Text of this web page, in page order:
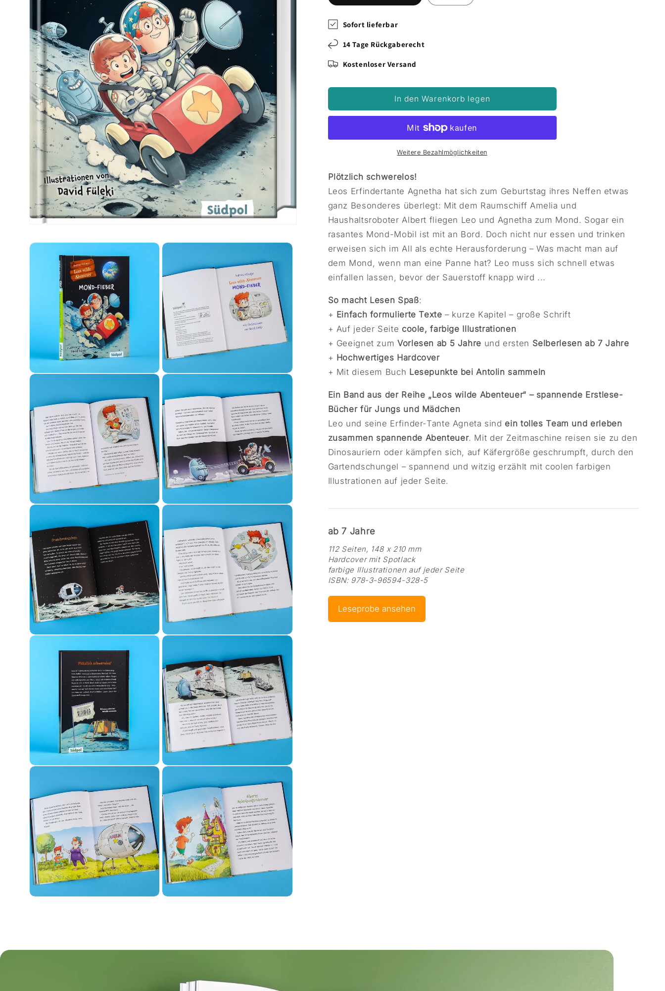
Medien 2 in Modal öffnen Medien 3 in Modal öffnen
Medien 4 in Modal öffnen Medien 5 in Modal öffnen
Medien 6 in Modal öffnen Medien 7 in Modal öffnen
Medien 8 in Modal öffnen Medien 9 in Modal öffnen
Sofort lieferbar
14 Tage Rückgaberecht
Kostenloser Versand
In den Warenkorb legen
Weitere Bezahlmöglichkeiten
Plötzlich schwerelos!
Leos Erfindertante Agnetha hat sich zum Geburtstag ihres Neffen etwas
ganz Besonderes überlegt: Mit dem Raumschiff Amelia und
Haushaltsroboter Albert fliegen Leo und Agnetha zum Mond. Sogar ein
rasantes Mond-Mobil ist mit an Bord. Doch nicht nur essen und trinken
erweisen sich im All als echte Herausforderung – Was macht man auf
dem Mond, wenn man eine Panne hat? Leo muss sich schnell etwas
einfallen lassen, bevor der Sauerstoff knapp wird ...
So macht Lesen Spaß:
+ Einfach formulierte Texte – kurze Kapitel – große Schrift
+ Auf jeder Seite coole, farbige Illustrationen
+ Geeignet zum Vorlesen ab 5 Jahre und ersten Selberlesen ab 7 Jahre
+ Hochwertiges Hardcover
+ Mit diesem Buch Lesepunkte bei Antolin sammeln
Ein Band aus der Reihe „Leos wilde Abenteuer“ – spannende Erstlese-
Bücher für Jungs und Mädchen
Leo und seine Erfinder-Tante Agneta sind ein tolles Team und erleben
zusammen spannende Abenteuer. Mit der Zeitmaschine reisen sie zu den
Dinosauriern oder kämpfen sich, auf Käfergröße geschrumpft, durch den
Gartendschungel – spannend und witzig erzählt mit coolen farbigen
Illustrationen auf jeder Seite.
ab 7 Jahre
112 Seiten, 148 x 210 mm
Hardcover mit Spotlack
farbige Illustrationen auf jeder Seite
ISBN: 978-3-96594-328-5
Leseprobe ansehen